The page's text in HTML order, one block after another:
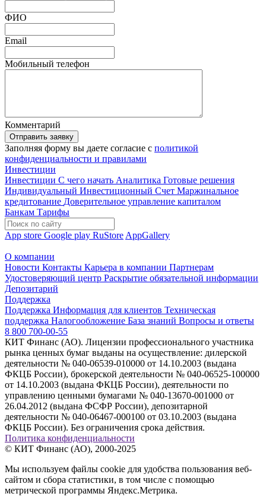
ФИО
Email
Мобильный телефон
Комментарий
Отправить заявку
Заполняя форму вы даете согласие с политикой
конфиденциальности и правилами
Инвестиции
Инвестиции С чего начать Аналитика Готовые решения
Индивидуальный Инвестиционный Счет Маржинальное
кредитование Доверительное управление капиталом
Банкам Тарифы
App store Google play RuStore AppGallery
О компании
Новости Контакты Карьера в компании Партнерам
Удостоверяющий центр Раскрытие обязательной информации
Депозитарий
Поддержка
Поддержка Информация для клиентов Техническая
поддержка Налогообложение База знаний Вопросы и ответы
8 800 700-00-55
КИТ Финанс (АО). Лицензии профессионального участника
рынка ценных бумаг выданы на осуществление: дилерской
деятельности № 040-06539-010000 от 14.10.2003 (выдана
ФКЦБ России), брокерской деятельности № 040-06525-100000
от 14.10.2003 (выдана ФКЦБ России), деятельности по
управлению ценными бумагами № 040-13670-001000 от
26.04.2012 (выдана ФСФР России), депозитарной
деятельности № 040-06467-000100 от 03.10.2003 (выдана
ФКЦБ России). Без ограничения срока действия.
Политика конфиденциальности
© КИТ Финанс (АО), 2000-2025
Мы используем файлы cookie для удобства пользования веб-
сайтом и сбора статистики, в том числе с помощью
метрической программы Яндекс.Метрика.